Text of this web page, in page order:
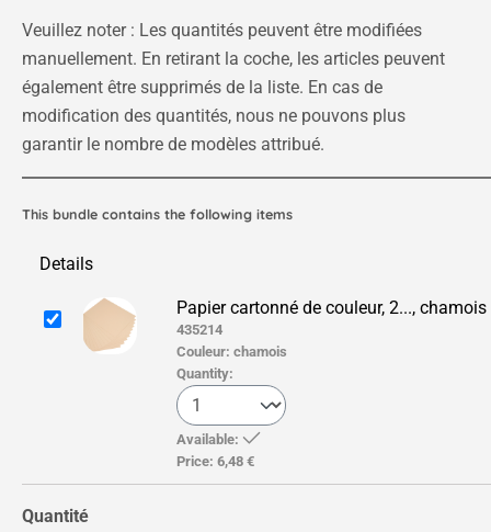
Veuillez noter : Les quantités peuvent être modifiées
manuellement. En retirant la coche, les articles peuvent
également être supprimés de la liste. En cas de
modification des quantités, nous ne pouvons plus
garantir le nombre de modèles attribué.
Quantité
This bundle contains the following items
Details
Papier cartonné de couleur, 2..., chamois
435214
Couleur: chamois
Quantity:
Available:
Price: 6,48 €